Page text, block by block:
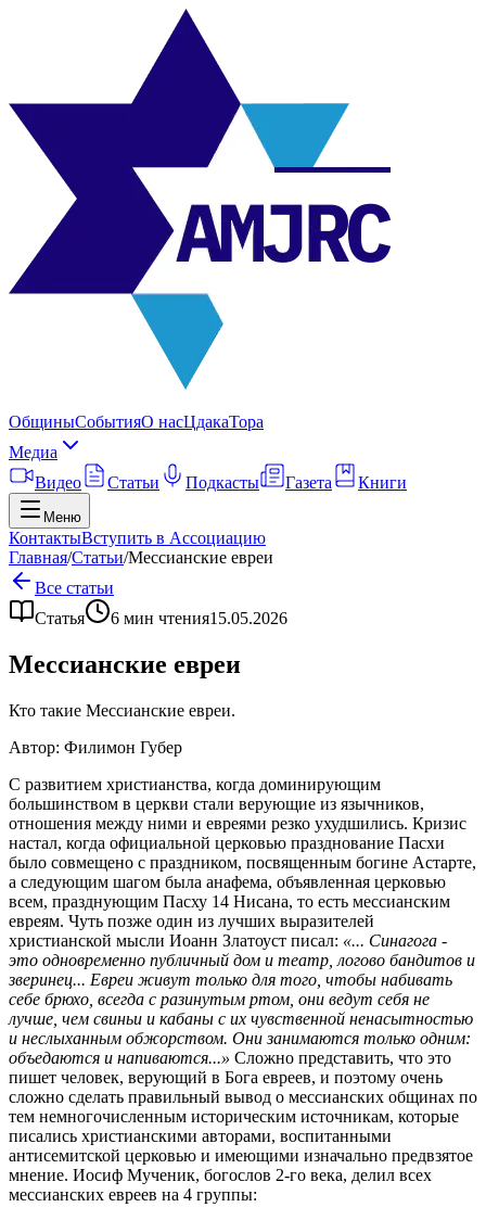
ОбщиныСобытияО насЦдакаТора
Медиа
Видео
Статьи Подкасты Газета Книги
Меню
КонтактыВступить в Ассоциацию
Главная/Статьи/Мессианские евреи
Все статьи
Статья
6 мин чтения15.05.2026
Мессианские евреи
Кто такие Мессианские евреи.
Автор: Филимон Губер
С развитием христианства, когда доминирующим
большинством в церкви стали верующие из язычников,
отношения между ними и евреями резко ухудшились. Кризис
настал, когда официальной церковью празднование Пасхи
было совмещено с праздником, посвященным богине Астарте,
а следующим шагом была анафема, объявленная церковью
всем, празднующим Пасху 14 Нисана, то есть мессианским
евреям. Чуть позже один из лучших выразителей
христианской мысли Иоанн Златоуст писал: «... Синагога -
это одновременно публичный дом и театр, логово бандитов и
зверинец... Евреи живут только для того, чтобы набивать
себе брюхо, всегда с разинутым ртом, они ведут себя не
лучше, чем свиньи и кабаны с их чувственной ненасытностью
и неслыханным обжорством. Они занимаются только одним:
объедаются и напиваются...» Сложно представить, что это
пишет человек, верующий в Бога евреев, и поэтому очень
сложно сделать правильный вывод о мессианских общинах по
тем немногочисленным историческим источникам, которые
писались христианскими авторами, воспитанными
антисемитской церковью и имеющими изначально предвзятое
мнение. Иосиф Мученик, богослов 2-го века, делил всех
мессианских евреев на 4 группы: